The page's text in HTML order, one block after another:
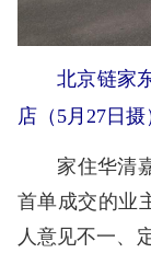
北京链家
店（5月27日
家住华清嘉
首单成交的业
人意见不一、